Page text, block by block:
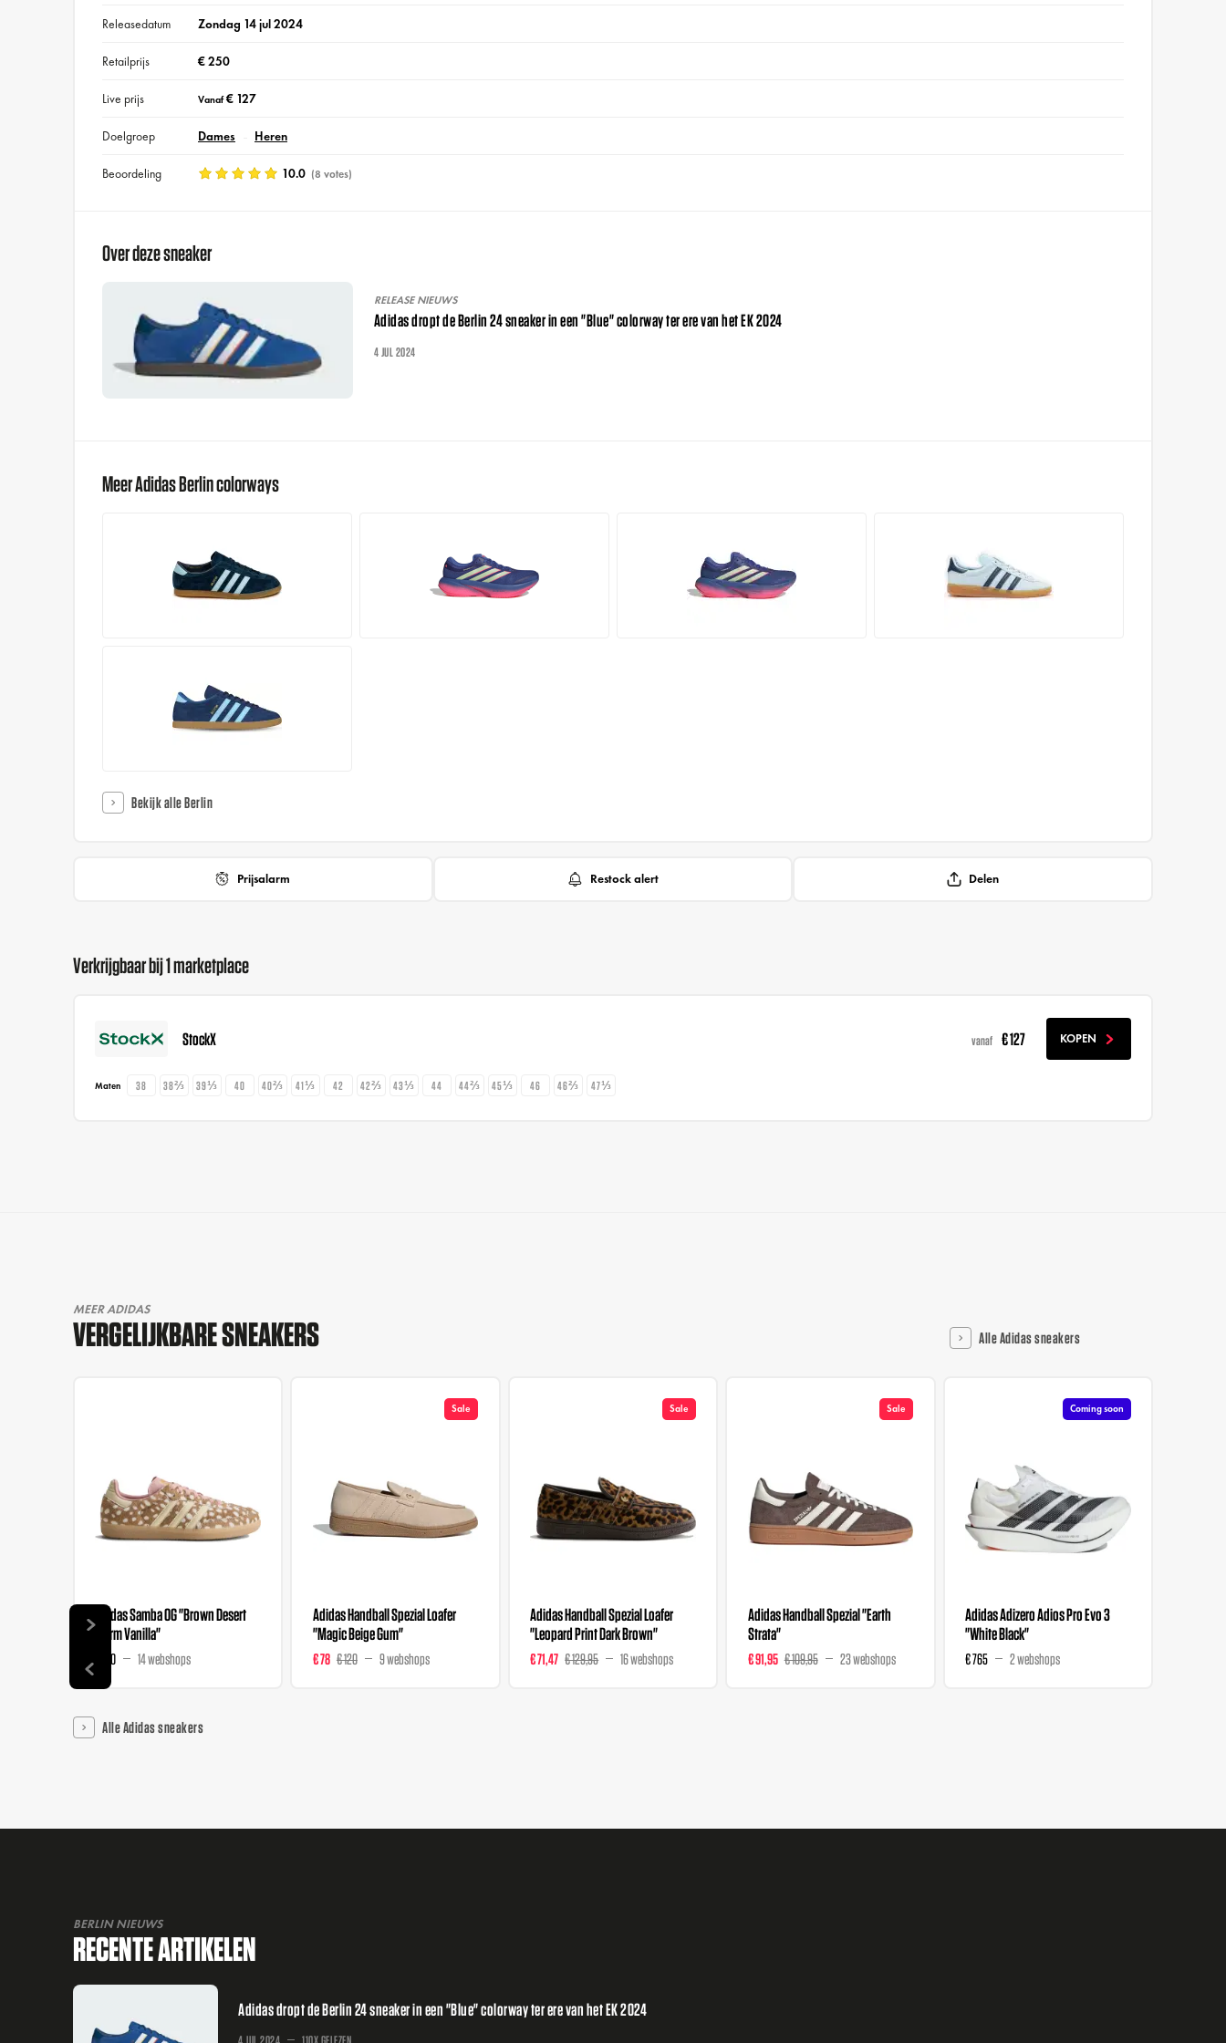
Releasedatum Zondag 14 jul 2024
Retailprijs € 250
Live prijs Vanaf€ 127
Doelgroep Dames Heren
Beoordeling 10.0 (8 votes)
Over deze sneaker
RELEASE NIEUWS
Adidas dropt de Berlin 24 sneaker in een "Blue" colorway ter ere van het EK 2024
4 JUL 2024
Meer Adidas Berlin colorways
Bekijk alle Berlin
Prijsalarm Restock alert Delen
Verkrijgbaar bij 1 marketplace
StockX vanaf € 127 KOPEN
Maten 38 38⅔ 39⅓ 40 40⅔ 41⅓ 42 42⅔ 43⅓ 44 44⅔ 45⅓ 46 46⅔ 47⅓
MEER ADIDAS
VERGELIJKBARE SNEAKERS Alle Adidas sneakers
Adidas Samba OG "Brown Desert
Warm Vanilla"
€ 120 14 webshops
Sale
Adidas Handball Spezial Loafer
"Magic Beige Gum"
€ 78 € 120 9 webshops
Sale
Adidas Handball Spezial Loafer
"Leopard Print Dark Brown"
€ 71,47 € 129,95 16 webshops
Sale
Adidas Handball Spezial "Earth
Strata"
€ 91,95 € 109,95 23 webshops
Coming soon
Adidas Adizero Adios Pro Evo 3
"White Black"
€ 765 2 webshops
Alle Adidas sneakers
BERLIN NIEUWS
RECENTE ARTIKELEN
Adidas dropt de Berlin 24 sneaker in een "Blue" colorway ter ere van het EK 2024
4 JUL 2024 110X GELEZEN